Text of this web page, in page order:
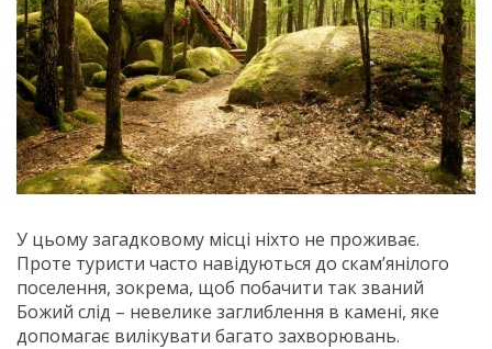
У цьому загадковому місці ніхто не проживає.
Проте туристи часто навідуються до скам’янілого
поселення, зокрема, щоб побачити так званий
Божий слід – невелике заглиблення в камені, яке
допомагає вилікувати багато захворювань.